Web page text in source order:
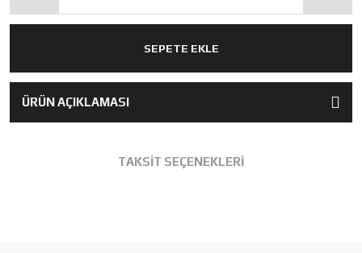
SEPETE EKLE
ÜRÜN AÇIKLAMASI
TAKSİT SEÇENEKLERİ